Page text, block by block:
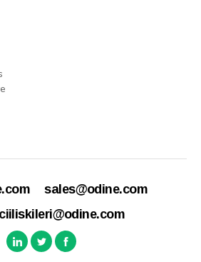
sales@odine.com